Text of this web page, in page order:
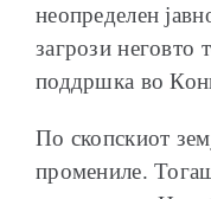
неопределен
загрози неговто
поддршка во
По скопскиот
промениле.